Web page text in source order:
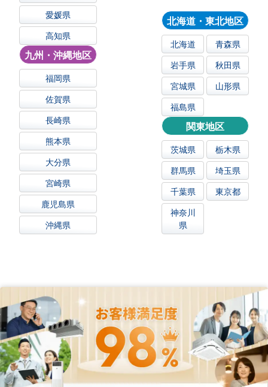
北海道・東北地区
北海道
青森県
岩手県
秋田県
宮城県
山形県
福島県
関東地区
茨城県
栃木県
群馬県
埼玉県
千葉県
東京都
神奈川
県
愛媛県
高知県
九州・沖縄地区
福岡県
佐賀県
長崎県
熊本県
大分県
宮崎県
鹿児島県
沖縄県